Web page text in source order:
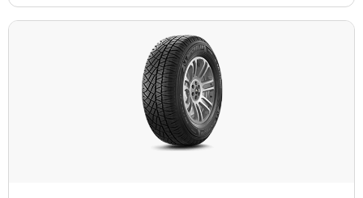
Ne dojezdové (41)